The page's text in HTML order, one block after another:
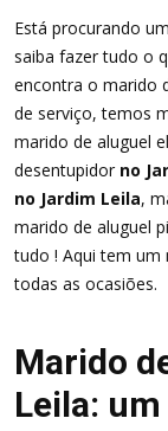
Está procurando
saiba fazer tudo o
encontra o marido
de serviço, temos
marido de aluguel
desentupidor no
no Jardim Leila,
marido de aluguel
tudo ! Aqui tem um
todas as ocasiões.
Marido
Leila: